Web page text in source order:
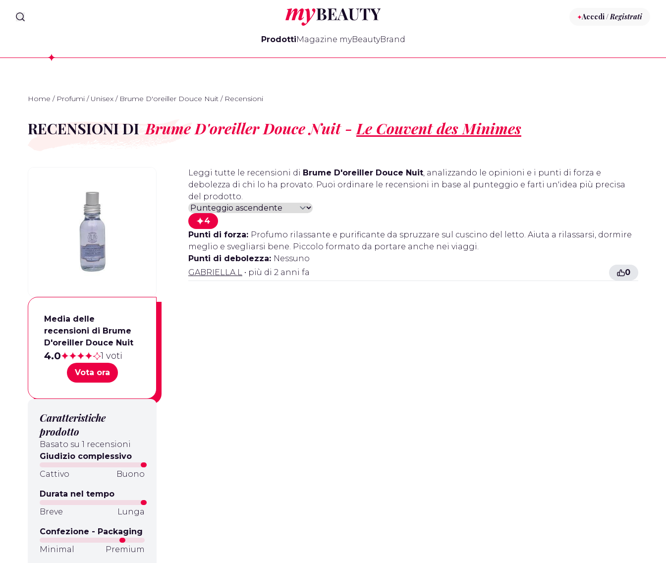
myBeauty Accedi /Registrati
ProdottiMagazine myBeautyBrand
Home / Profumi / Unisex / Brume D'oreiller Douce Nuit / Recensioni
RECENSIONI DI Brume D'oreiller Douce Nuit -Le Couvent des Minimes
Media delle
recensioni di Brume
D'oreiller Douce Nuit
4.0 1 voti
Vota ora
Caratteristiche
prodotto
Basato su 1 recensioni
Giudizio complessivo
Cattivo
Buono
Durata nel tempo
Breve
Lunga
Confezione - Packaging
Minimal
Premium
Leggi tutte le recensioni di Brume D'oreiller Douce Nuit, analizzando le opinioni e i punti di forza e
debolezza di chi lo ha provato. Puoi ordinare le recensioni in base al punteggio e farti un'idea più precisa
del prodotto.
4
Punti di forza: Profumo rilassante e purificante da spruzzare sul cuscino del letto. Aiuta a rilassarsi, dormire
meglio e svegliarsi bene. Piccolo formato da portare anche nei viaggi.
Punti di debolezza: Nessuno
GABRIELLA.L • più di 2 anni fa 0